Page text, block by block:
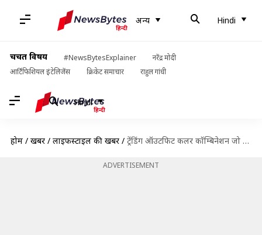
अन्य Hindi
चर्चित विषय #NewsBytesExplainer
नरेंद्र मोदी
आर्टिफिशियल इंटेलिजेंस
क्रिकेट समाचार राहुल गांधी
Hindi
होम / खबरें / लाइफस्टाइल की खबरें / ट्रेंडिंग ऑउटफिट कलर कॉम्बिनेशन जो आपके हर लुक को अट्रैक्टिव बनाने में करेंगे मदद
ADVERTISEMENT